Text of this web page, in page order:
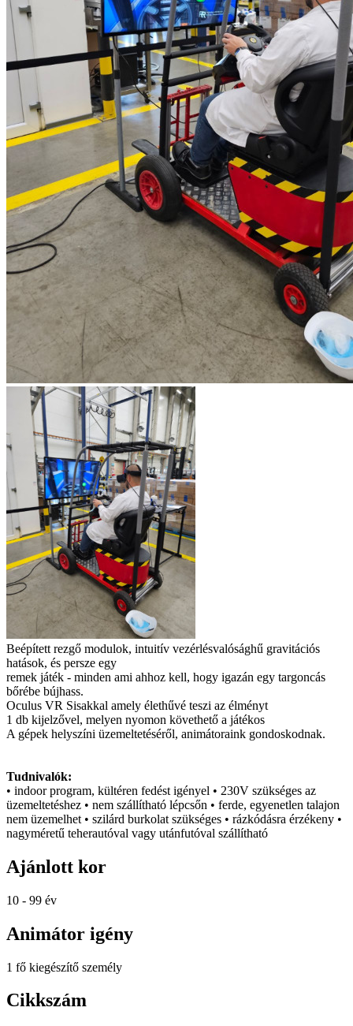
Beépített rezgő modulok, intuitív vezérlésvalósághű gravitációs
hatások, és persze egy
remek játék - minden ami ahhoz kell, hogy igazán egy targoncás
bőrébe bújhass.
Oculus VR Sisakkal amely élethűvé teszi az élményt
1 db kijelzővel, melyen nyomon követhető a játékos
A gépek helyszíni üzemeltetéséről, animátoraink gondoskodnak.
Tudnivalók:
• indoor program, kültéren fedést igényel • 230V szükséges az
üzemeltetéshez • nem szállítható lépcsőn • ferde, egyenetlen talajon
nem üzemelhet • szilárd burkolat szükséges • rázkódásra érzékeny •
nagyméretű teherautóval vagy utánfutóval szállítható
Ajánlott kor
10 - 99 év
Animátor igény
1 fő kiegészítő személy
Cikkszám